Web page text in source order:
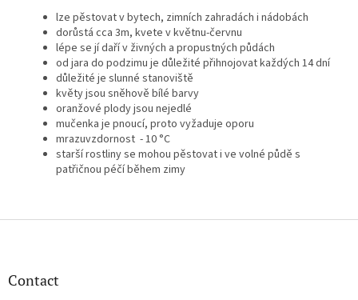
lze pěstovat v bytech, zimních zahradách i nádobách
dorůstá cca 3m, kvete v květnu-červnu
lépe se jí daří v živných a propustných půdách
od jara do podzimu je důležité přihnojovat každých 14 dní
důležité je slunné stanoviště
květy jsou sněhově bílé barvy
oranžové plody jsou nejedlé
mučenka je pnoucí, proto vyžaduje oporu
mrazuvzdornost - 10 °C
starší rostliny se mohou pěstovat i ve volné půdě s
patřičnou péčí během zimy
F
Contact